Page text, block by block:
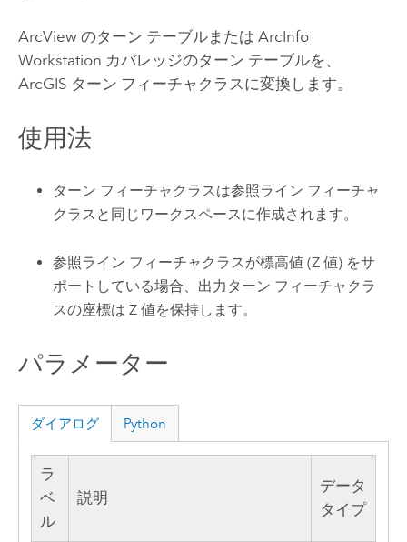
ArcView のターン テーブルまたは ArcInfo
Workstation カバレッジのターン テーブルを、
ArcGIS ターン フィーチャクラスに変換します。
使用法
ターン フィーチャクラスは参照ライン フィーチャ
クラスと同じワークスペースに作成されます。
参照ライン フィーチャクラスが標高値 (Z 値) をサ
ポートしている場合、出力ターン フィーチャクラ
スの座標は Z 値を保持します。
パラメーター
ダイアログ Python
ラ
ベ
ル
説明
データ
タイプ